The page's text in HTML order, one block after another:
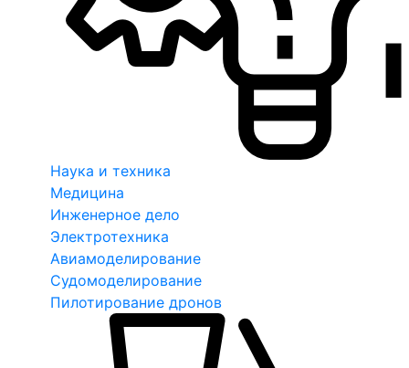
Наука и техника
Медицина
Инженерное дело
Электротехника
Авиамоделирование
Судомоделирование
Пилотирование дронов